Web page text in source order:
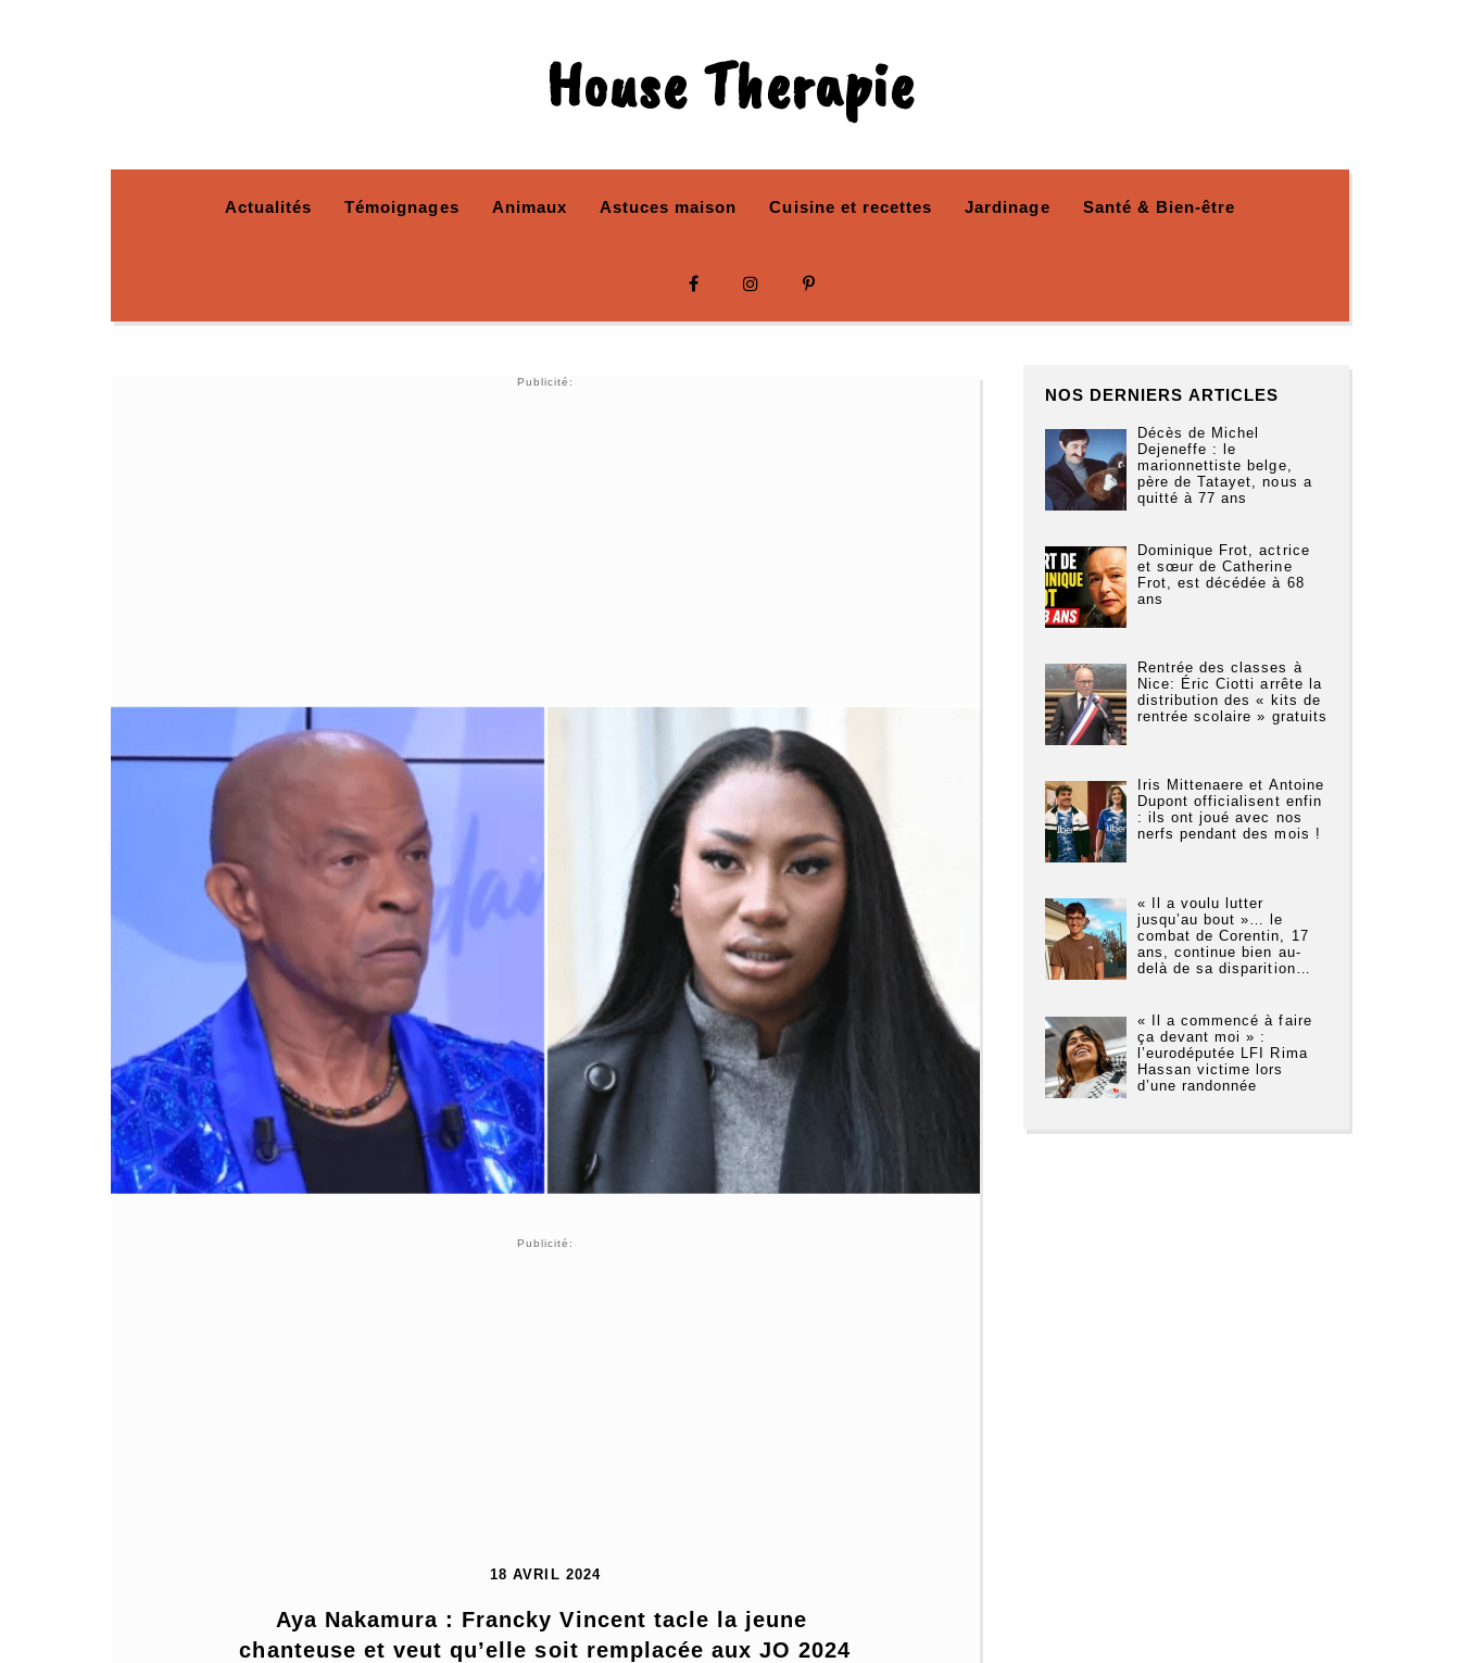
House Therapie
Actualités Témoignages Animaux Astuces maison Cuisine et recettes Jardinage Santé & Bien-être
Publicité:
Publicité:
18 AVRIL 2024
Aya Nakamura : Francky Vincent tacle la jeune
chanteuse et veut qu’elle soit remplacée aux JO 2024
NOS DERNIERS ARTICLES
Décès de Michel
Dejeneffe : le
marionnettiste belge,
père de Tatayet, nous a
quitté à 77 ans
Dominique Frot, actrice
et sœur de Catherine
Frot, est décédée à 68
ans
Rentrée des classes à
Nice: Éric Ciotti arrête la
distribution des « kits de
rentrée scolaire » gratuits
Iris Mittenaere et Antoine
Dupont officialisent enfin
: ils ont joué avec nos
nerfs pendant des mois !
« Il a voulu lutter
jusqu’au bout »… le
combat de Corentin, 17
ans, continue bien au-
delà de sa disparition…
« Il a commencé à faire
ça devant moi » :
l’eurodéputée LFI Rima
Hassan victime lors
d’une randonnée